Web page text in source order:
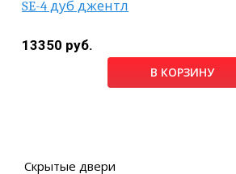
SE-4 дуб джентл
13350 руб.
В КОРЗИНУ
Скрытые двери